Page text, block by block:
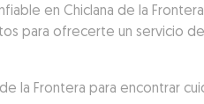
en Chiclana de la
para ofrecerte un servicio
de la Frontera para